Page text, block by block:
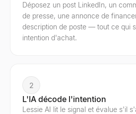
Déposez un post LinkedIn, un
de presse, une annonce de
description de poste — tout ce qui
intention d'achat.
2
L'IA décode l'intention
Lessie AI lit le signal et évalue s'il